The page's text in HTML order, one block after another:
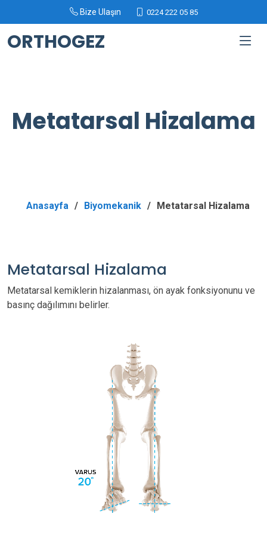
Bize Ulaşın 0224 222 05 85
ORTHOGEZ
Metatarsal Hizalama
Anasayfa Biyomekanik Metatarsal Hizalama
Metatarsal Hizalama
Metatarsal kemiklerin hizalanması, ön ayak fonksiyonunu ve
basınç dağılımını belirler.